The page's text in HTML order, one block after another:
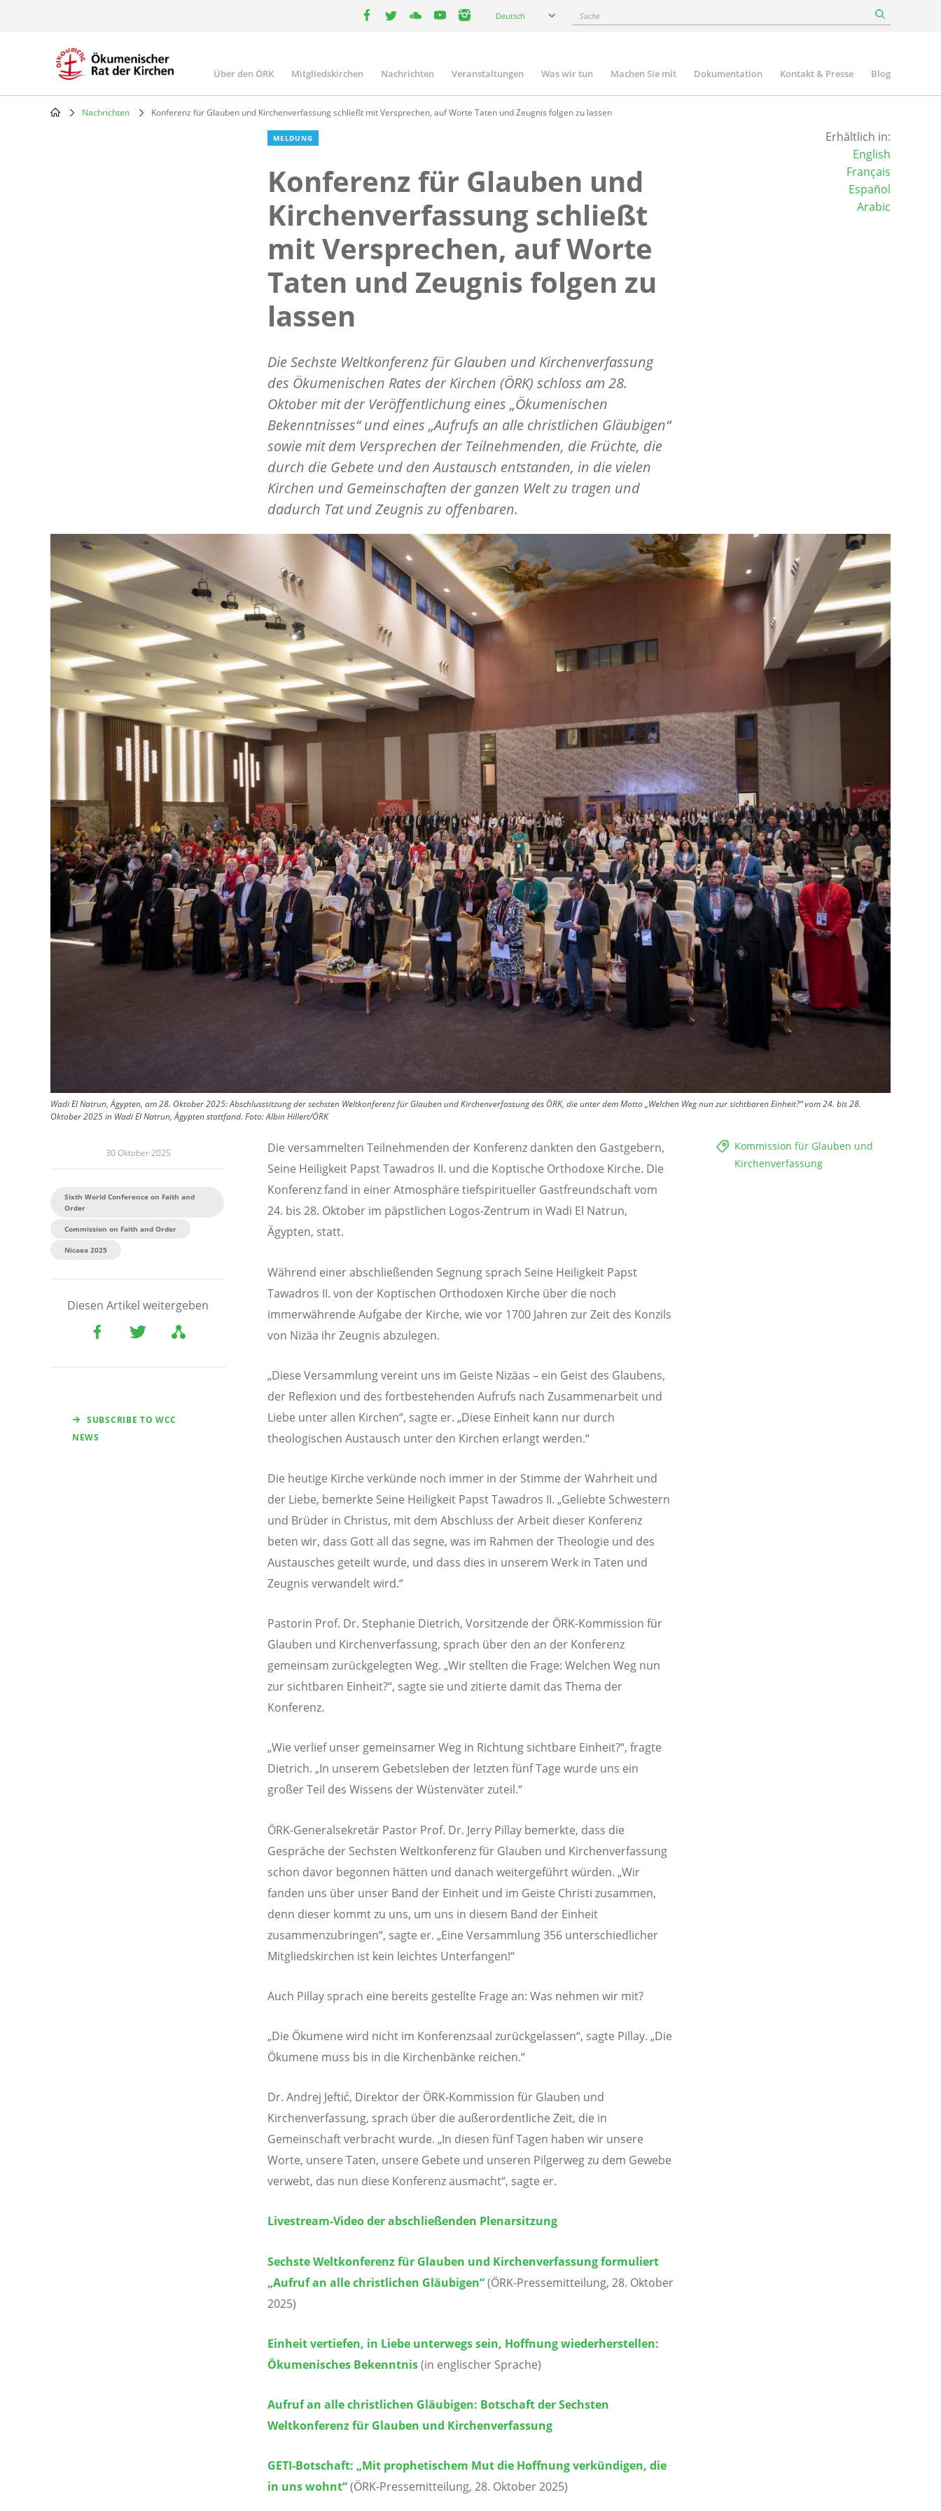
Deutsch Suche
Main
navigation
Über den ÖRK Mitgliedskirchen Nachrichten Veranstaltungen Was wir tun Machen Sie mit Dokumentation Kontakt & Presse Blog
Nachrichten Konferenz für Glauben und Kirchenverfassung schließt mit Versprechen, auf Worte Taten und Zeugnis folgen zu lassen
MELDUNG
Konferenz für Glauben und
Kirchenverfassung schließt
mit Versprechen, auf Worte
Taten und Zeugnis folgen zu
lassen
Die Sechste Weltkonferenz für Glauben und Kirchenverfassung
des Ökumenischen Rates der Kirchen (ÖRK) schloss am 28.
Oktober mit der Veröffentlichung eines „Ökumenischen
Bekenntnisses“ und eines „Aufrufs an alle christlichen Gläubigen“
sowie mit dem Versprechen der Teilnehmenden, die Früchte, die
durch die Gebete und den Austausch entstanden, in die vielen
Kirchen und Gemeinschaften der ganzen Welt zu tragen und
dadurch Tat und Zeugnis zu offenbaren.
Erhältlich in:
English
Français
Español
Arabic
Wadi El Natrun, Ägypten, am 28. Oktober 2025: Abschlusssitzung der sechsten Weltkonferenz für Glauben und Kirchenverfassung des ÖRK, die unter dem Motto „Welchen Weg nun zur sichtbaren Einheit?“ vom 24. bis 28.
Oktober 2025 in Wadi El Natrun, Ägypten stattfand. Foto:Albin Hillert/ÖRK
30 Oktober 2025
Sixth World Conference on Faith and
Order
Commission on Faith and Order
Nicaea 2025
Diesen Artikel weitergeben
SUBSCRIBE TO WCC
NEWS
Kommission für Glauben und
Kirchenverfassung
Die versammelten Teilnehmenden der Konferenz dankten den Gastgebern,
Seine Heiligkeit Papst Tawadros II. und die Koptische Orthodoxe Kirche. Die
Konferenz fand in einer Atmosphäre tiefspiritueller Gastfreundschaft vom
24. bis 28. Oktober im päpstlichen Logos-Zentrum in Wadi El Natrun,
Ägypten, statt.
Während einer abschließenden Segnung sprach Seine Heiligkeit Papst
Tawadros II. von der Koptischen Orthodoxen Kirche über die noch
immerwährende Aufgabe der Kirche, wie vor 1700 Jahren zur Zeit des Konzils
von Nizäa ihr Zeugnis abzulegen.
„Diese Versammlung vereint uns im Geiste Nizäas – ein Geist des Glaubens,
der Reflexion und des fortbestehenden Aufrufs nach Zusammenarbeit und
Liebe unter allen Kirchen“, sagte er. „Diese Einheit kann nur durch
theologischen Austausch unter den Kirchen erlangt werden.“
Die heutige Kirche verkünde noch immer in der Stimme der Wahrheit und
der Liebe, bemerkte Seine Heiligkeit Papst Tawadros II. „Geliebte Schwestern
und Brüder in Christus, mit dem Abschluss der Arbeit dieser Konferenz
beten wir, dass Gott all das segne, was im Rahmen der Theologie und des
Austausches geteilt wurde, und dass dies in unserem Werk in Taten und
Zeugnis verwandelt wird.“
Pastorin Prof. Dr. Stephanie Dietrich, Vorsitzende der ÖRK-Kommission für
Glauben und Kirchenverfassung, sprach über den an der Konferenz
gemeinsam zurückgelegten Weg. „Wir stellten die Frage: Welchen Weg nun
zur sichtbaren Einheit?“, sagte sie und zitierte damit das Thema der
Konferenz.
„Wie verlief unser gemeinsamer Weg in Richtung sichtbare Einheit?“, fragte
Dietrich. „In unserem Gebetsleben der letzten fünf Tage wurde uns ein
großer Teil des Wissens der Wüstenväter zuteil.“
ÖRK-Generalsekretär Pastor Prof. Dr. Jerry Pillay bemerkte, dass die
Gespräche der Sechsten Weltkonferenz für Glauben und Kirchenverfassung
schon davor begonnen hätten und danach weitergeführt würden. „Wir
fanden uns über unser Band der Einheit und im Geiste Christi zusammen,
denn dieser kommt zu uns, um uns in diesem Band der Einheit
zusammenzubringen“, sagte er. „Eine Versammlung 356 unterschiedlicher
Mitgliedskirchen ist kein leichtes Unterfangen!“
Auch Pillay sprach eine bereits gestellte Frage an: Was nehmen wir mit?
„Die Ökumene wird nicht im Konferenzsaal zurückgelassen“, sagte Pillay. „Die
Ökumene muss bis in die Kirchenbänke reichen.“
Dr. Andrej Jeftić, Direktor der ÖRK-Kommission für Glauben und
Kirchenverfassung, sprach über die außerordentliche Zeit, die in
Gemeinschaft verbracht wurde. „In diesen fünf Tagen haben wir unsere
Worte, unsere Taten, unsere Gebete und unseren Pilgerweg zu dem Gewebe
verwebt, das nun diese Konferenz ausmacht“, sagte er.
Livestream-Video der abschließenden Plenarsitzung
Sechste Weltkonferenz für Glauben und Kirchenverfassung formuliert
„Aufruf an alle christlichen Gläubigen“(ÖRK-Pressemitteilung, 28. Oktober
2025)
Einheit vertiefen, in Liebe unterwegs sein, Hoffnung wiederherstellen:
Ökumenisches Bekenntnis(in englischer Sprache)
Aufruf an alle christlichen Gläubigen: Botschaft der Sechsten
Weltkonferenz für Glauben und Kirchenverfassung
GETI-Botschaft: „Mit prophetischem Mut die Hoffnung verkündigen, die
in uns wohnt“(ÖRK-Pressemitteilung, 28. Oktober 2025)